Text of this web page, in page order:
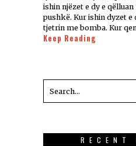
ishin njëzet e dy e
pushkë. Kur ishin dyzet
tjetrin me bomba. Kur
Keep Reading
RECENT